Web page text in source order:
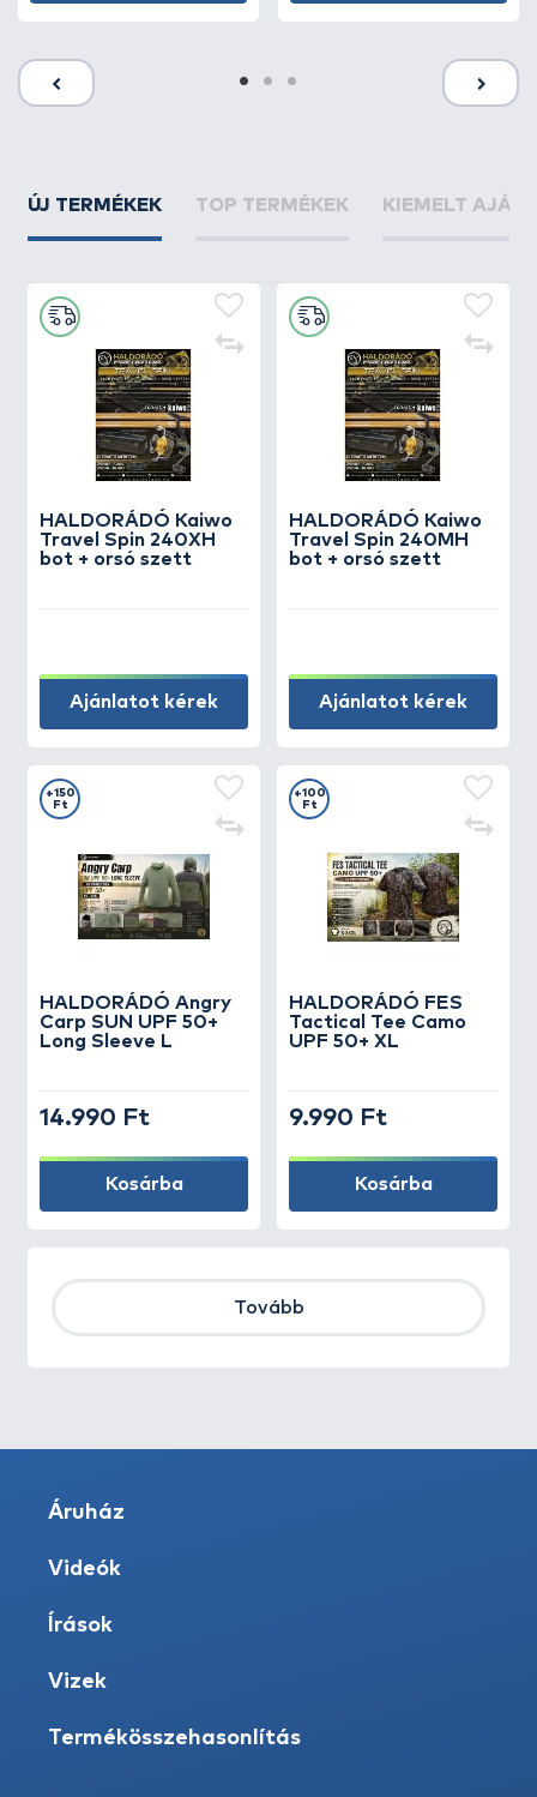
ÚJ TERMÉKEK TOP TERMÉKEK KIEMELT
HALDORÁDÓ Kaiwo
Travel Spin 240XH
bot + orsó szett
Ajánlatot kérek
HALDORÁDÓ Kaiwo
Travel Spin 240MH
bot + orsó szett
Ajánlatot kérek
HALDORÁDÓ Angry
Carp SUN UPF 50+
Long Sleeve L
+150
Ft
14.990 Ft
Kosárba
HALDORÁDÓ FES
Tactical Tee Camo
UPF 50+ XL
+100
Ft
9.990 Ft
Kosárba
Tovább
Áruház
Videók
Írások
Vizek
Termékösszehasonlítás